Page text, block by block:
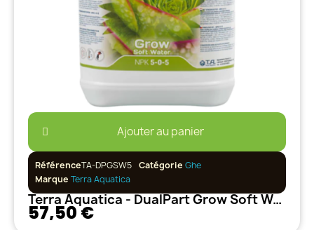
Ajouter au panier
RéférenceTA-DPGSW5 Catégorie Ghe
Marque Terra Aquatica
Terra Aquatica - DualPart Grow Soft Water - 5L
57,50 €